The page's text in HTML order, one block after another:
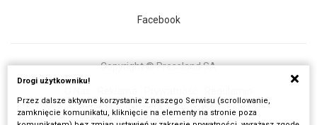
Facebook
Copyright © Pressland SA
Wszystkie artykuły
Drogi użytkowniku!
Przez dalsze aktywne korzystanie z naszego Serwisu (scrollowanie,
zamknięcie komunikatu, kliknięcie na elementy na stronie poza